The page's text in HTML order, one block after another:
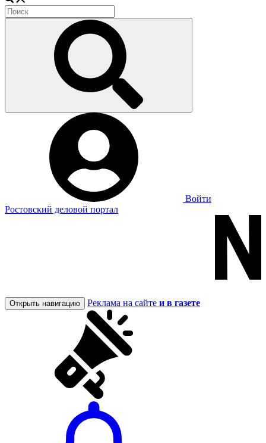
Войти
Ростовский деловой портал
Открыть навигацию Реклама на сайте и в газете